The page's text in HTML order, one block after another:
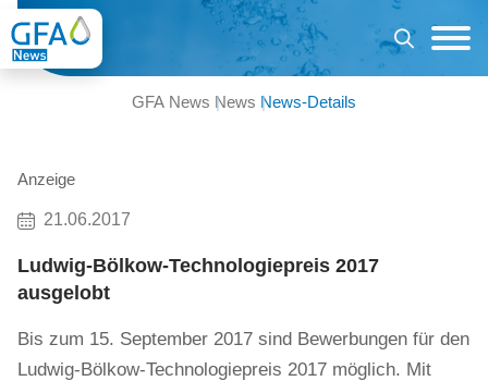
GFA News News News-Details
Anzeige
21.06.2017
Ludwig-Bölkow-Technologiepreis 2017
ausgelobt
Bis zum 15. September 2017 sind Bewerbungen für den
Ludwig-Bölkow-Technologiepreis 2017 möglich. Mit